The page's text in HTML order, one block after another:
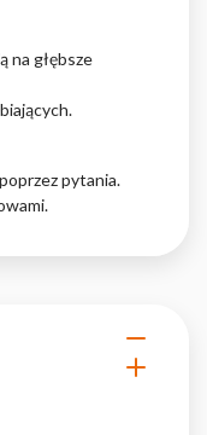
na głębsze
pytania.